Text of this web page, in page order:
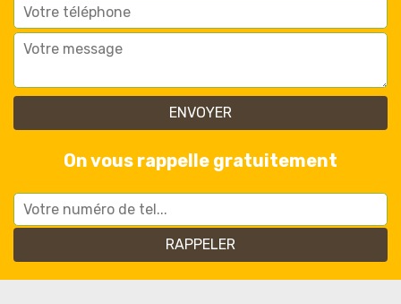
On vous rappelle gratuitement